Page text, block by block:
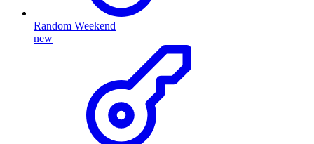
Random Weekend
new